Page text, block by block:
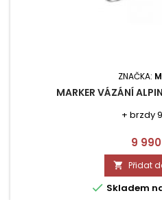
ZNAČKA:
MARKER VÁZÁNÍ
+ brzdy
Cena
9
 Přidat
 Skladem